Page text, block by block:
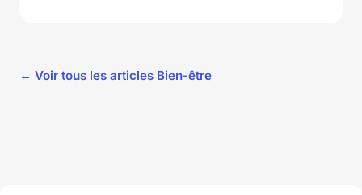
← Voir tous les articles Bien-être